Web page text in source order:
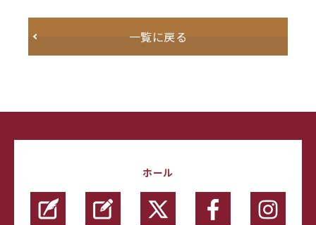
一覧に戻る
ホール